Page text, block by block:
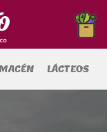
LÁCTEOS